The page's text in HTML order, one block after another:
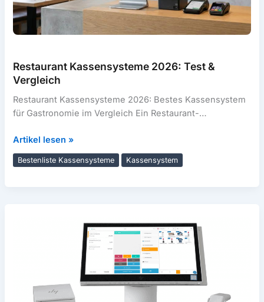
Restaurant Kassensysteme 2026: Test &
Vergleich
Restaurant Kassensysteme 2026: Bestes Kassensystem
für Gastronomie im Vergleich Ein Restaurant-
verbindet Service,
Restaurant
Kassensysteme
2026:
Artikel lesen »
Bestenliste Kassensysteme Kassensystem